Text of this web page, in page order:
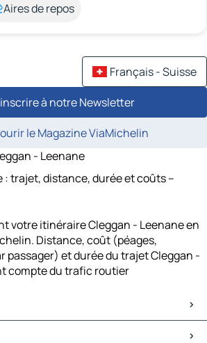
Aires de repos
Français - Suisse
à notre Newsletter
le Magazine ViaMichelin
- Leenane
: trajet, distance, durée et coûts –
votre itinéraire Cleggan - Leenane en
Distance, coût (péages,
passager) et durée du trajet Cleggan -
compte du trafic routier